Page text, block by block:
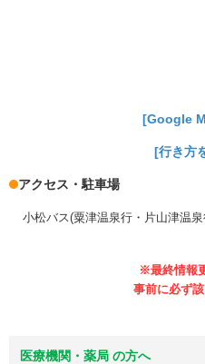
[Google
[行き方
アクセス・駐車場
小松バス(粟津温泉行・片山津温
医療機関・薬局 の方へ